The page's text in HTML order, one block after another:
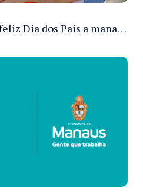
Renato Junior deseja feliz Dia dos Pais a manauaras e detalha preparo dos cemitérios municipais